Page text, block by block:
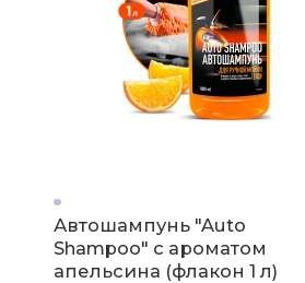
Автошампунь "Auto
Shampoo" с ароматом
апельсина (флакон 1 л)